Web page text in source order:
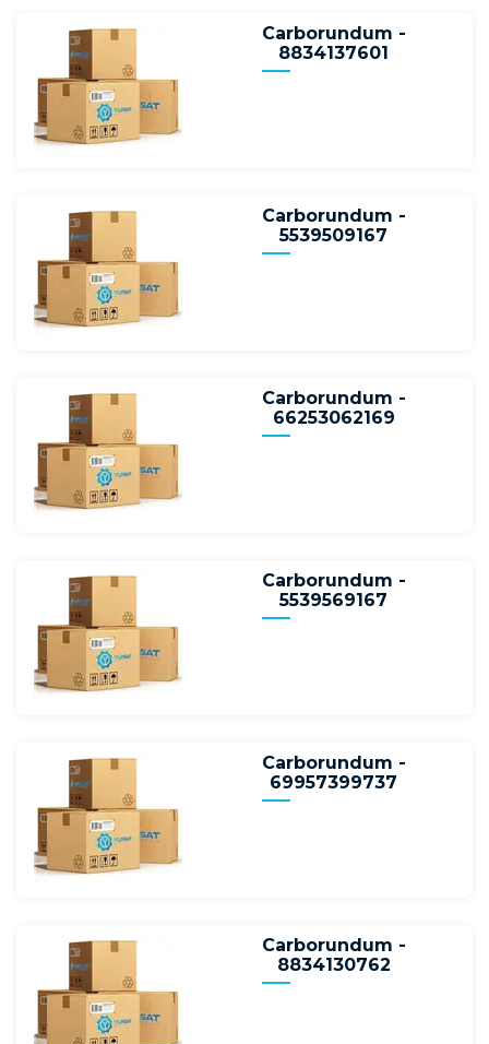
Carborundum -
8834137601
Carborundum -
5539509167
Carborundum -
66253062169
Carborundum -
5539569167
Carborundum -
69957399737
Carborundum -
8834130762